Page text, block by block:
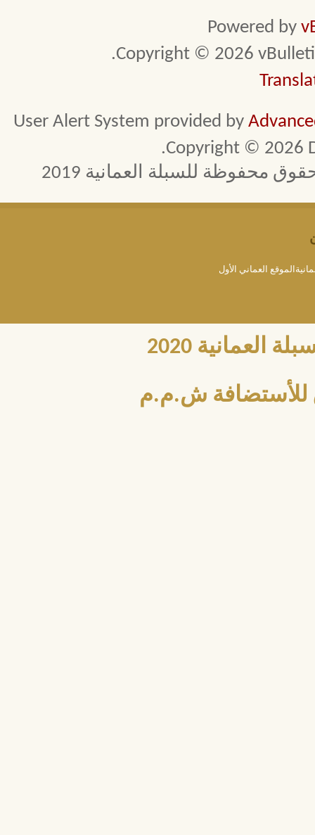
Powered by
Copyright © 2026
User Alert System provided by
Copyright © 2026
محفوظة للسبلة العمانية 2019
العماني الأول
2020
للأستضافة ش.م.م